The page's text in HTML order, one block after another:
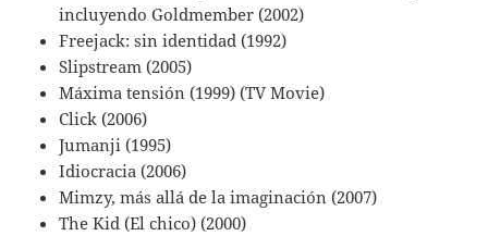
incluyendo Goldmember (2002)
Freejack: sin identidad (1992)
Slipstream (2005)
Máxima tensión (1999) (TV Movie)
Click (2006)
Jumanji (1995)
Idiocracia (2006)
Mimzy, más allá de la imaginación (2007)
The Kid (El chico) (2000)